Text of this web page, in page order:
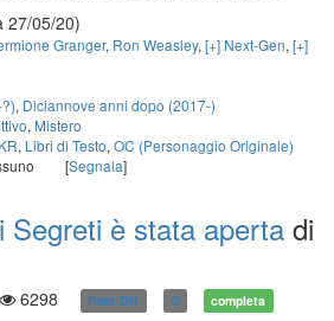
27/05/20)
Granger, Ron Weasley, [+] Next-Gen, [+]
, Diciannove anni dopo (2017-)
, Mistero
, Libri di Testo, OC (Personaggio Originale)
[Segnala]
Segreti è stata aperta di
6298 Post-DH G completa